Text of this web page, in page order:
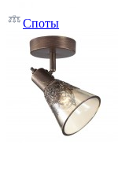
Споты